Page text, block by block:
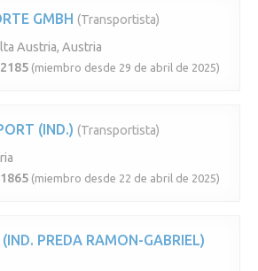
GMBH (Transportista)
Austria, Austria
(miembro desde 29 de abril de 2025)
(IND.) (Transportista)
(miembro desde 22 de abril de 2025)
PREDA RAMON-GABRIEL)